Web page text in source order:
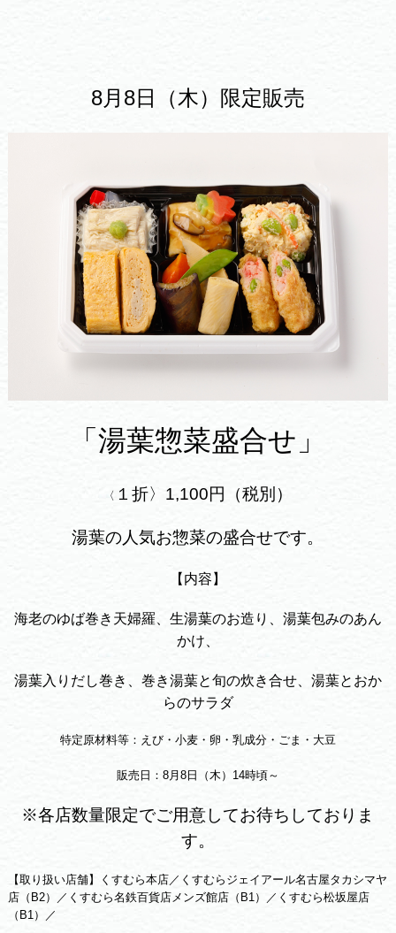
8月8日（木）限定販売
「湯葉惣菜盛合せ」
〈 １折〉1,100円（税別）
湯葉の人気お惣菜の盛合せです。
【内容】
海老のゆば巻き天婦羅、生湯葉のお造り、湯葉包みのあん
かけ、
湯葉入りだし巻き、巻き湯葉と旬の炊き合せ、湯葉とおか
らのサラダ
特定原材料等：えび・小麦・卵・乳成分・ごま・大豆
販売日：8月8日（木）14時頃～
※各店数量限定でご用意してお待ちしておりま
す。
【取り扱い店舗】くすむら本店／くすむらジェイアール名古屋タカシマヤ
店（B2）／くすむら名鉄百貨店メンズ館店（B1）／くすむら松坂屋店
（B1）／